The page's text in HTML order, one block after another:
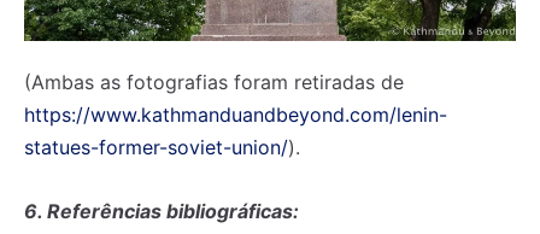
(Ambas as fotografias foram retiradas de
https://www.kathmanduandbeyond.com/lenin-
statues-former-soviet-union/).
6. Referências bibliográficas: